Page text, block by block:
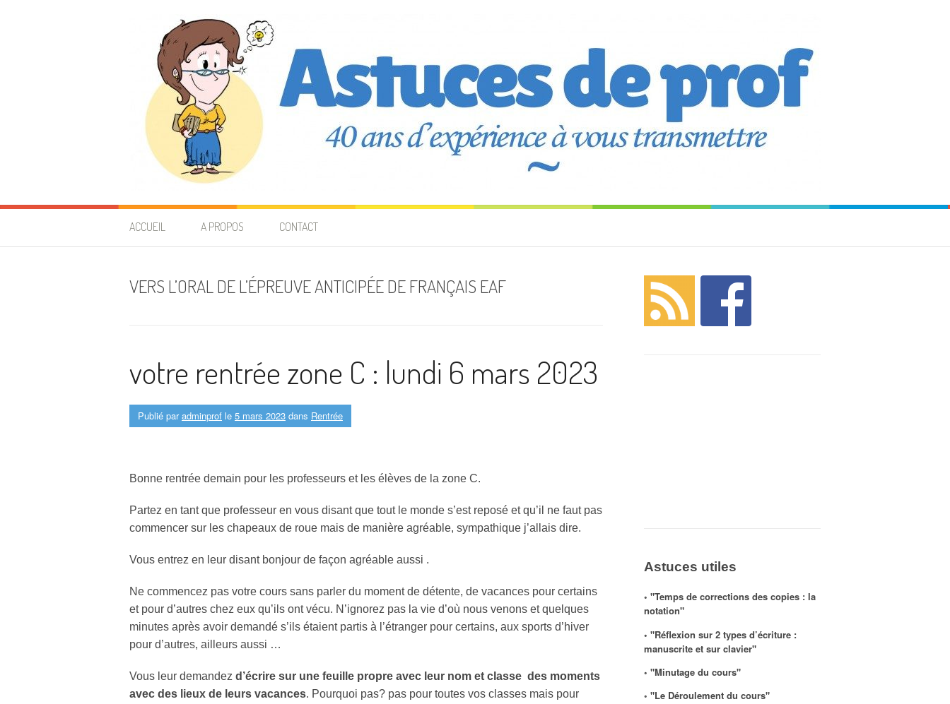
Astuces de prof
ACCUEIL A PROPOS CONTACT
VERS L’ORAL DE L’ÉPREUVE ANTICIPÉE DE FRANÇAIS EAF
votre rentrée zone C : lundi 6 mars 2023
Publié paradminprof le 5 mars 2023 dans Rentrée
Bonne rentrée demain pour les professeurs et les élèves de la zone C.
Partez en tant que professeur en vous disant que tout le monde s’est reposé et qu’il ne faut pas
commencer sur les chapeaux de roue mais de manière agréable, sympathique j’allais dire.
Vous entrez en leur disant bonjour de façon agréable aussi .
Ne commencez pas votre cours sans parler du moment de détente, de vacances pour certains
et pour d’autres chez eux qu’ils ont vécu. N’ignorez pas la vie d’où nous venons et quelques
minutes après avoir demandé s’ils étaient partis à l’étranger pour certains, aux sports d’hiver
pour d’autres, ailleurs aussi …
Vous leur demandez d’écrire sur une feuille propre avec leur nom et classe des moments
avec des lieux de leurs vacances. Pourquoi pas? pas pour toutes vos classes mais pour
Astuces utiles
◦ "Temps de corrections des copies : la
notation"
◦ "Réflexion sur 2 types d’écriture :
manuscrite et sur clavier"
◦ "Minutage du cours"
◦ "Le Déroulement du cours"